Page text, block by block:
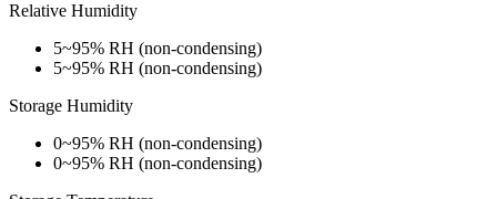
Relative Humidity
5~95% RH (non-condensing)
5~95% RH (non-condensing)
Storage Humidity
0~95% RH (non-condensing)
0~95% RH (non-condensing)